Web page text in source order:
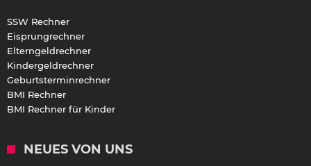
SSW Rechner
Eisprungrechner
Elterngeldrechner
Kindergeldrechner
Geburtsterminrechner
BMI Rechner
BMI Rechner für Kinder
NEUES VON UNS